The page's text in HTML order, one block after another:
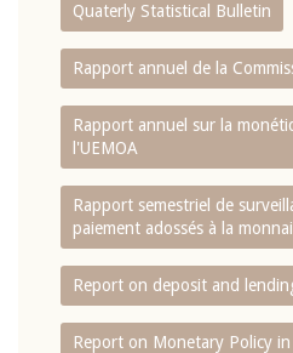
Quaterly Statistical Bulletin
Rapport annuel de la
Rapport annuel sur la
l'UEMOA
Rapport semestriel de
paiement adossés à la
Report on deposit and
Report on Monetary Policy in